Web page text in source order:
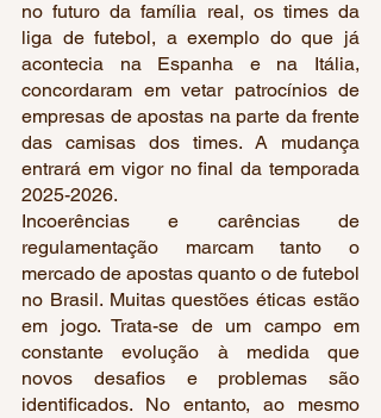
no futuro da família real, os times da
liga de futebol, a exemplo do que já
acontecia na Espanha e na Itália,
concordaram em vetar patrocínios de
empresas de apostas na parte da frente
das camisas dos times. A mudança
entrará em vigor no final da temporada
2025-2026.
Incoerências e carências de
regulamentação marcam tanto o
mercado de apostas quanto o de futebol
no Brasil. Muitas questões éticas estão
em jogo. Trata-se de um campo em
constante evolução à medida que
novos desafios e problemas são
identificados. No entanto, ao mesmo